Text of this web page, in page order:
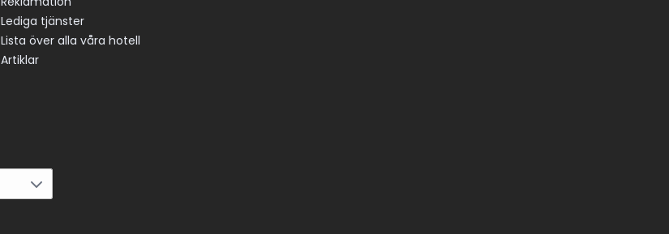
Lediga tjänster
Lista över alla våra hotell
Artiklar